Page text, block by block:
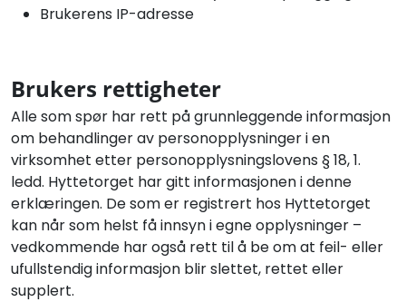
Brukerens IP-adresse
Brukers rettigheter
Alle som spør har rett på grunnleggende informasjon
om behandlinger av personopplysninger i en
virksomhet etter personopplysningslovens § 18, 1.
ledd. Hyttetorget har gitt informasjonen i denne
erklæringen. De som er registrert hos Hyttetorget
kan når som helst få innsyn i egne opplysninger –
vedkommende har også rett til å be om at feil- eller
ufullstendig informasjon blir slettet, rettet eller
supplert.